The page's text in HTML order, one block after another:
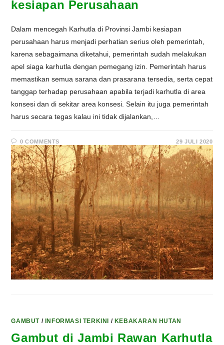
kesiapan Perusahaan
Dalam mencegah Karhutla di Provinsi Jambi kesiapan
perusahaan harus menjadi perhatian serius oleh pemerintah,
karena sebagaimana diketahui, pemerintah sudah melakukan
apel siaga karhutla dengan pemegang izin. Pemerintah harus
memastikan semua sarana dan prasarana tersedia, serta cepat
tanggap terhadap perusahaan apabila terjadi karhutla di area
konsesi dan di sekitar area konsesi. Selain itu juga pemerintah
harus secara tegas kalau ini tidak dijalankan,…
0 COMMENTS 29 JULI 2020
GAMBUT / INFORMASI TERKINI / KEBAKARAN HUTAN
Gambut di Jambi Rawan Karhutla